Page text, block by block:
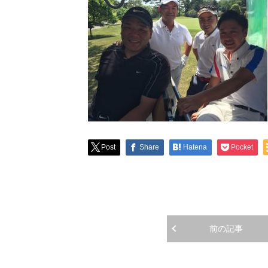
Post Share Hatena Pocket
前の記事